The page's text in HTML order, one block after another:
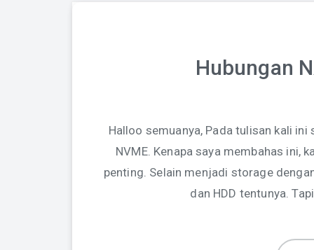
Hubungan
Halloo semuanya, Pada tulisan kali
NVME. Kenapa saya membahas ini,
penting. Selain menjadi storage
dan HDD tentunya.